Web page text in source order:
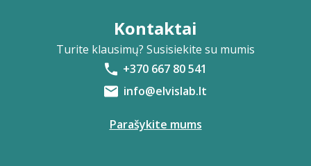
Kontaktai
Turite klausimų? Susisiekite su mumis
+370 667 80 541
info@elvislab.lt
Parašykite mums